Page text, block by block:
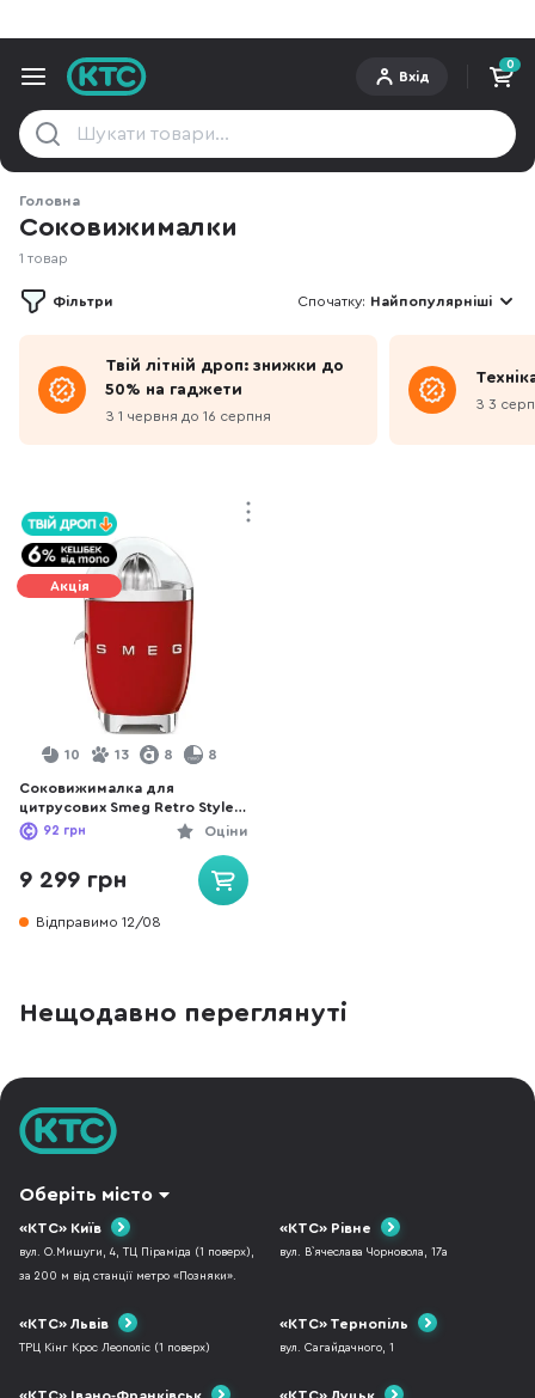
Вхід
0
Головна
Твій літній дроп: знижки до
50% на гаджети
З 1 червня до 16 серпня
З 3
Соковижималки
1 товар
Фільтри Спочатку: Найпопулярніші
Акція
10 13 8 8
Соковижималка для
цитрусових Smeg Retro Style
Red CJF11RDEU
Оціни
92 грн
9 299 грн
Відправимо 12/08
Нещодавно переглянуті
Оберіть місто
«КТС» Київ
вул. О.Мишуги, 4, ТЦ Піраміда (1 поверх),
за 200 м від станції метро «Позняки».
«КТС» Рівне
вул. В`ячеслава Чорновола, 17а
«КТС» Львів
ТРЦ Кінг Крос Леополіс (1 поверх)
«КТС» Тернопіль
вул. Сагайдачного, 1